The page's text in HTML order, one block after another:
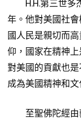
H.H.第三世多
年。他對美國社
國人民是親切而
仰，國家在精神
對美國的貢獻也
成為美國精神和文
至聖佛陀經由